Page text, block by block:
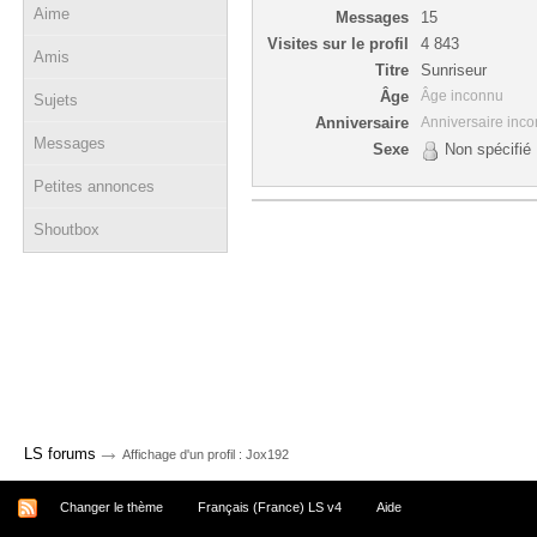
Aime
Amis
Sujets
Messages
Petites annonces
Shoutbox
Messages
15
Visites sur le profil
4 843
Titre
Sunriseur
Âge
Âge inconnu
Anniversaire Anniversaire
Sexe Non spécifié
LS forums → Affichage d'un profil : Jox192
Changer le thème Français (France) LS v4 Aide